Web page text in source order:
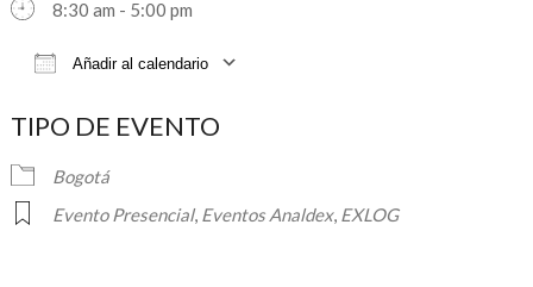
8:30 am - 5:00 pm
Añadir al calendario
TIPO DE EVENTO
Bogotá
Evento Presencial, Eventos Analdex, EXLOG